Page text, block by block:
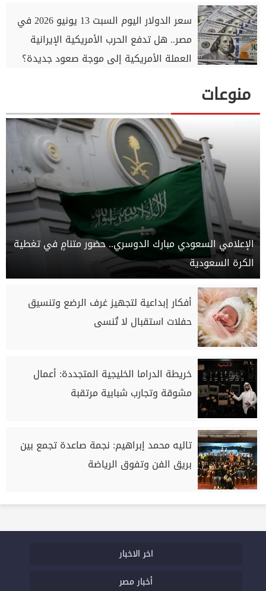
سعر الدولار اليوم السبت 13 يونيو 2026 في
مصر.. هل تدفع الحرب الأمريكية الإيرانية
العملة الأمريكية إلى موجة صعود جديدة؟
منوعات
الإعلامي السعودي مبارك الدوسري.. حضور متنامٍ في تغطية
الكرة السعودية
أفكار إبداعية لتجهيز غرف الرضع وتنسيق
حفلات استقبال لا تُنسى
خريطة الدراما الخليجية المتجددة: أعمال
مشوقة وتجارب شبابية مرتقبة
تاليه محمد إبراهيم: نجمة صاعدة تجمع بين
بريق الفن وتفوق الرياضة
اخر الاخبار
أخبار مصر